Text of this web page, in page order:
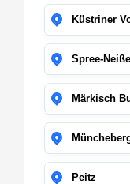
Küstriner
Spree-Neiße
Märkisch
Peitz